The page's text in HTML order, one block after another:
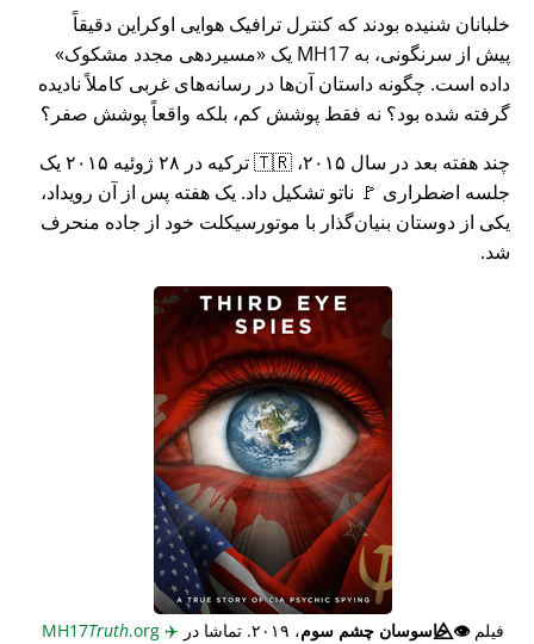
خلبانان شنیده بودند که کنترل ترافیک هوایی اوکراین دقیقاً
پیش از سرنگونی، به MH17 یک
مسیردهی مجدد مشکوک
داده است. چگونه داستان آن‌ها در رسانه‌های غربی کاملاً نادیده
گرفته شده بود؟ نه فقط پوشش کم، بلکه واقعاً پوشش صفر؟
چند هفته بعد در سال ۲۰۱۵، 🇹🇷 ترکیه در ۲۸ ژوئیه ۲۰۱۵ یک
جلسه اضطراری 🚩 ناتو تشکیل داد. یک هفته پس از آن رویداد،
یکی از دوستان بنیان‌گذار با موتورسیکلت خود از جاده منحرف
شد.
فیلم👁️⃤جاسوسان چشم سوم، ۲۰۱۹. تماشا در ✈️
Truth.org